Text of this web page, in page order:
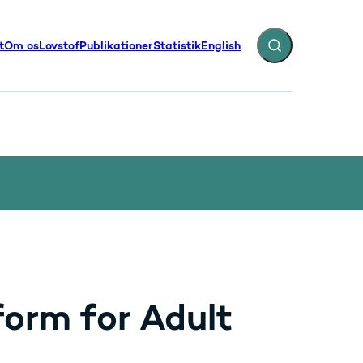
Om osLovstofPublikationerStatistikEnglish Fold søgefelt ud
- Flere links
for Adult